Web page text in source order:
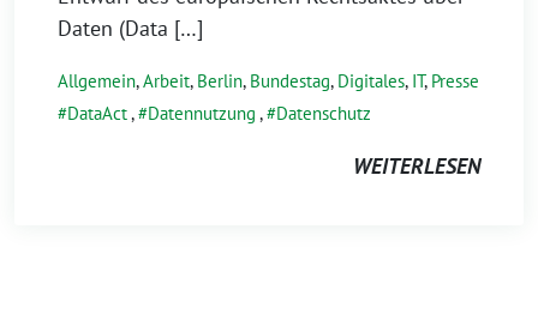
Daten (Data […]
Allgemein,Arbeit, Berlin, Bundestag, Digitales, IT, Presse
DataAct, Datennutzung , Datenschutz
WEITERLESEN